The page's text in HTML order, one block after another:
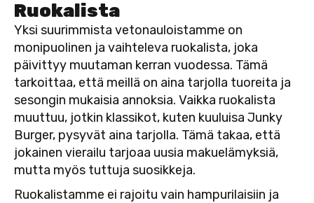
Ruokalista
Yksi suurimmista vetonauloistamme on
monipuolinen ja vaihteleva ruokalista, joka
päivittyy muutaman kerran vuodessa. Tämä
tarkoittaa, että meillä on aina tarjolla tuoreita ja
sesongin mukaisia annoksia. Vaikka ruokalista
muuttuu, jotkin klassikot, kuten kuuluisa Junky
Burger, pysyvät aina tarjolla. Tämä takaa, että
jokainen vierailu tarjoaa uusia makuelämyksiä,
mutta myös tuttuja suosikkeja.
Ruokalistamme ei rajoitu vain hampurilaisiin ja